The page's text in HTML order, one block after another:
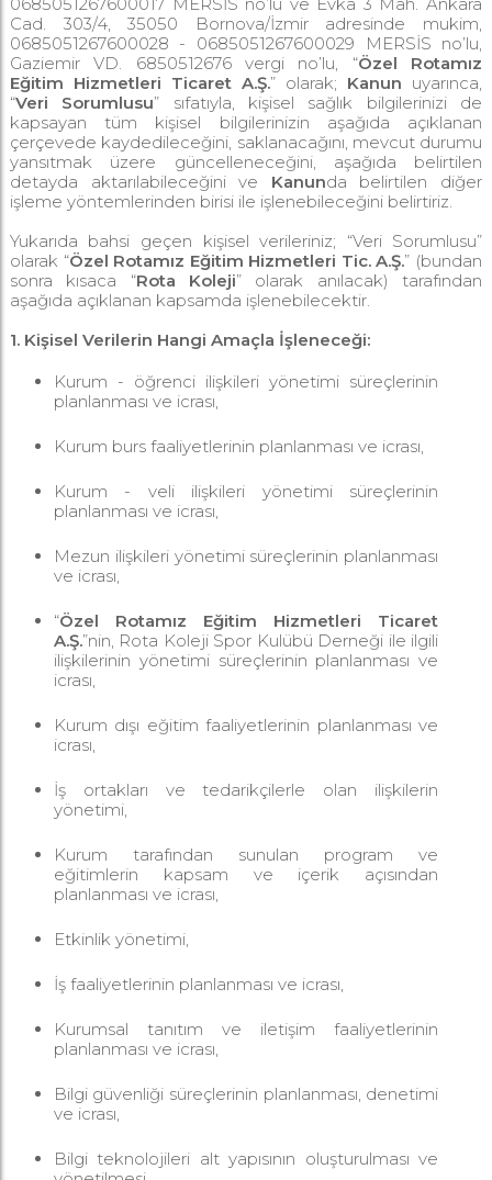
Cad. 303/4, 35050 Bornova/İzmir adresinde mukim,
0685051267600028 - 0685051267600029 MERSİS no’lu,
Gaziemir VD. 6850512676 vergi no’lu, “Özel Rotamız
Eğitim Hizmetleri Ticaret A.Ş.” olarak; Kanun uyarınca,
“Veri Sorumlusu” sıfatıyla, kişisel sağlık bilgilerinizi de
kapsayan tüm kişisel bilgilerinizin aşağıda açıklanan
çerçevede kaydedileceğini, saklanacağını, mevcut durumu
yansıtmak üzere güncelleneceğini, aşağıda belirtilen
detayda aktarılabileceğini ve Kanunda belirtilen diğer
işleme yöntemlerinden birisi ile işlenebileceğini belirtiriz.
Yukarıda bahsi geçen kişisel verileriniz; “Veri Sorumlusu”
olarak “Özel Rotamız Eğitim Hizmetleri Tic. A.Ş.” (bundan
sonra kısaca “Rota Koleji” olarak anılacak) tarafından
aşağıda açıklanan kapsamda işlenebilecektir.
1. Kişisel Verilerin Hangi Amaçla İşleneceği:
Kurum - öğrenci ilişkileri yönetimi süreçlerinin
planlanması ve icrası,
Kurum burs faaliyetlerinin planlanması ve icrası,
Kurum - veli ilişkileri yönetimi süreçlerinin
planlanması ve icrası,
Mezun ilişkileri yönetimi süreçlerinin planlanması
ve icrası,
“Özel Rotamız Eğitim Hizmetleri Ticaret
A.Ş.”nin, Rota Koleji Spor Kulübü Derneği ile ilgili
ilişkilerinin yönetimi süreçlerinin planlanması ve
icrası,
Kurum dışı eğitim faaliyetlerinin planlanması ve
icrası,
İş ortakları ve tedarikçilerle olan ilişkilerin
yönetimi,
Kurum tarafından sunulan program ve
eğitimlerin kapsam ve içerik açısından
planlanması ve icrası,
Etkinlik yönetimi,
İş faaliyetlerinin planlanması ve icrası,
Kurumsal tanıtım ve iletişim faaliyetlerinin
planlanması ve icrası,
Bilgi güvenliği süreçlerinin planlanması, denetimi
ve icrası,
Bilgi teknolojileri alt yapısının oluşturulması ve